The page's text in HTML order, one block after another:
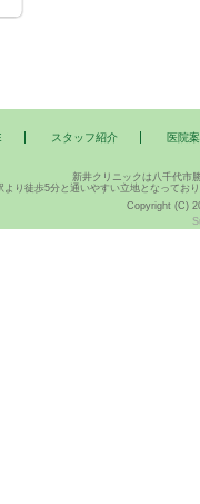
スタッフ紹介 医院
新井クリニックは八千代市
より徒歩5分と通いやすい立地となってお
Copyright (C)